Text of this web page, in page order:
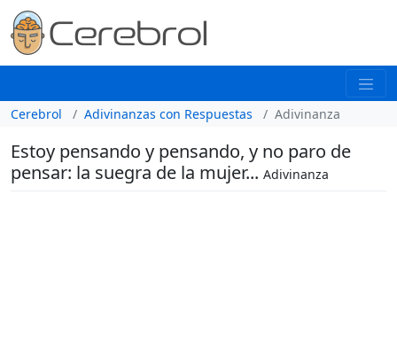
Cerebrol Adivinanzas con Respuestas Adivinanza
Estoy pensando y pensando, y no paro de
pensar: la suegra de la mujer... Adivinanza